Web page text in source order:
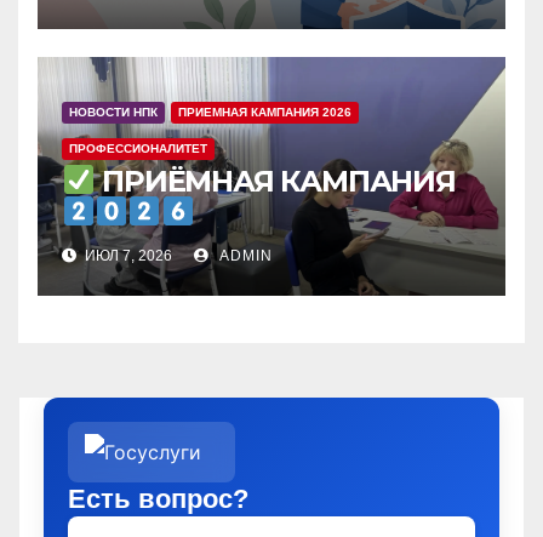
НОВОСТИ НПК ПРИЕМНАЯ КАМПАНИЯ 2026
ПРОФЕССИОНАЛИТЕТ
ПРИЁМНАЯ КАМПАНИЯ
ИЮЛ 7, 2026 ADMIN
Есть вопрос?